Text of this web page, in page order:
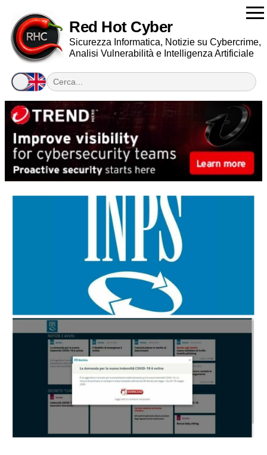
Red Hot Cyber
Sicurezza Informatica, Notizie su Cybercrime,
Analisi Vulnerabilità e Intelligenza Artificiale